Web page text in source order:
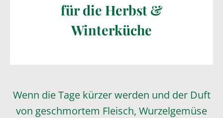
für die Herbst &
Winterküche
Wenn die Tage kürzer werden und der Duft
von geschmortem Fleisch, Wurzelgemüse